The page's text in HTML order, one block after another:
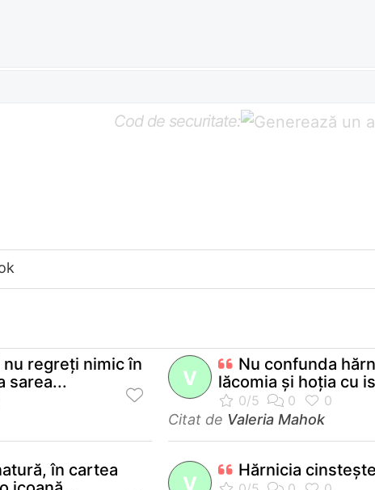
Cod de securitate:
nu regreţi nimic în
sarea...
V
Nu confunda
lăcomia şi hoţia cu
Citat de Valeria Mahok
în cartea
V
Hărnicia